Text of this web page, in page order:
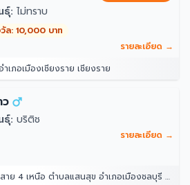
ธุ์: ไม่ทราบ
วัล: 10,000 บาท
รายละเอียด →
ภอเมืองเชียงราย เชียงราย
ว
ธุ์: บริติช
รายละเอียด →
เหนือ ตำบลแสนสุข อำเภอเมืองชลบุรี ชลบุรี 20130